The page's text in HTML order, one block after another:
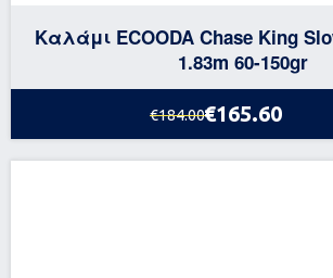
Καλάμι ECOODA Chase King
1.83m 60-150gr
€184.00€165.60